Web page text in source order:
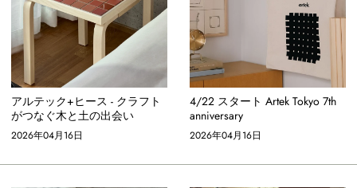
アルテック+ヒース - クラフト
がつなぐ木と土の出会い
2026年04月16日
4/22 スタート Artek Tokyo 7th
anniversary
2026年04月16日